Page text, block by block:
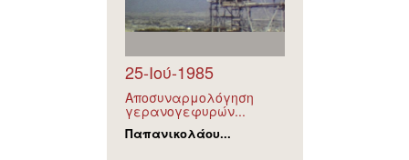
25-Ιού-1985
Αποσυναρμολόγηση
γερανογεφυρών...
Παπανικολάου...